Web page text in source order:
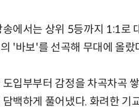
송에서는 상위 5등까지 1:1로
'바보'를 선곡해 무대에 올랐
도입부부터 감정을 차곡차곡
담백하게 풀어냈다. 화려한 기